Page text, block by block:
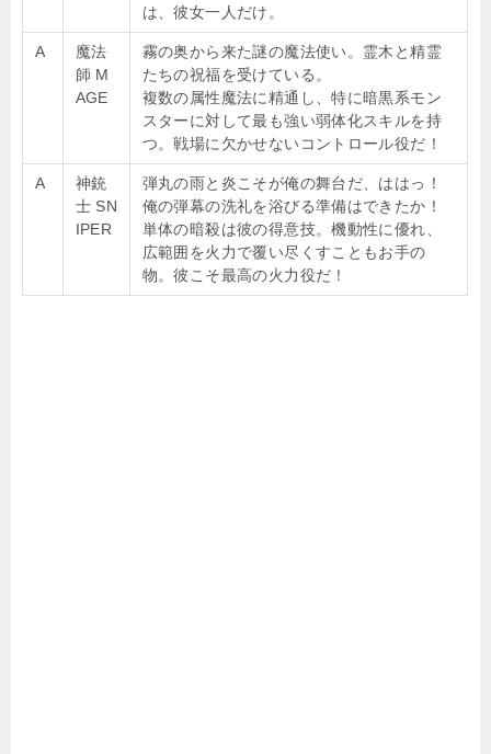
は、彼女一人だけ。
A
魔法
師 M
AGE
霧の奥から来た謎の魔法使い。霊木と精霊
たちの祝福を受けている。
複数の属性魔法に精通し、特に暗黒系モン
スターに対して最も強い弱体化スキルを持
つ。戦場に欠かせないコントロール役だ！
A
神銃
士 SN
IPER
弾丸の雨と炎こそが俺の舞台だ、ははっ！
俺の弾幕の洗礼を浴びる準備はできたか！
単体の暗殺は彼の得意技。機動性に優れ、
広範囲を火力で覆い尽くすこともお手の
物。彼こそ最高の火力役だ！